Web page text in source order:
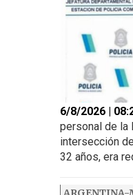
6/8/2026 |
personal de la
intersección
32 años, era